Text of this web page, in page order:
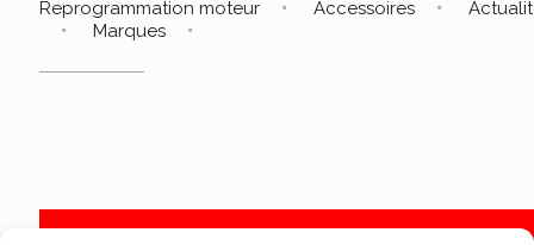
Reprogrammation moteur Accessoires
Marques